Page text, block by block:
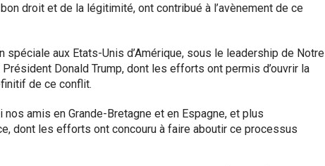
droit et de la légitimité, ont contribué à l’avènement de ce
spéciale aux Etats-Unis d’Amérique, sous le leadership de Notre
Donald Trump, dont les efforts ont permis d’ouvrir la
de ce conflit.
amis en Grande-Bretagne et en Espagne, et plus
dont les efforts ont concouru à faire aboutir ce processus